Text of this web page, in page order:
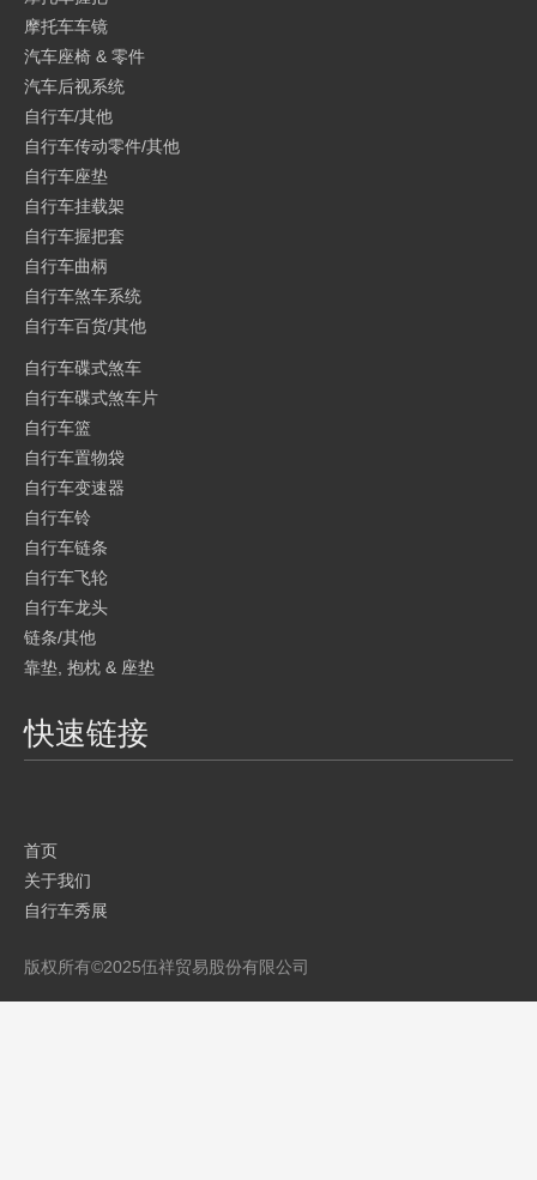
摩托车车镜
汽车座椅 & 零件
汽车后视系统
自行车/其他
自行车传动零件/其他
自行车座垫
自行车挂载架
自行车握把套
自行车曲柄
自行车煞车系统
自行车百货/其他
自行车碟式煞车
自行车碟式煞车片
自行车篮
自行车置物袋
自行车变速器
自行车铃
自行车链条
自行车飞轮
自行车龙头
链条/其他
靠垫, 抱枕 & 座垫
快速链接
首页
关于我们
自行车秀展
品牌介绍
目录
版权所有©2025伍祥贸易股份有限公司